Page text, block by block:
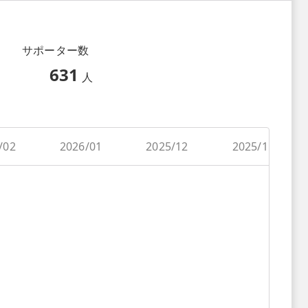
サポーター数
631 人
02 2026/01 2025/12 2025/11